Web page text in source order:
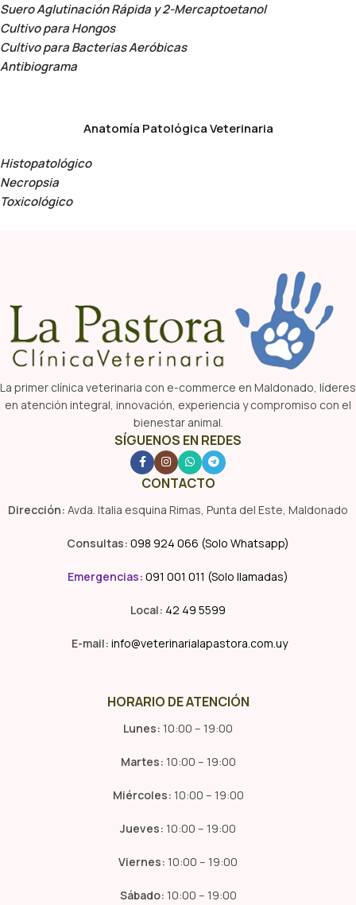
Suero Aglutinación Rápida y 2-Mercaptoetanol
Cultivo para Hongos
Cultivo para Bacterias Aeróbicas
Antibiograma
Anatomía Patológica Veterinaria
Histopatológico
Necropsia
Toxicológico
La primer clínica veterinaria con e-commerce en Maldonado, líderes
en atención integral, innovación, experiencia y compromiso con el
bienestar animal.
SÍGUENOS EN REDES
CONTACTO
Dirección: Avda. Italia esquina Rimas, Punta del Este, Maldonado
Consultas: 098 924 066 (Solo Whatsapp)
Emergencias: 091 001 011 (Solo llamadas)
Local: 42 49 5599
E-mail: info@veterinarialapastora.com.uy
HORARIO DE ATENCIÓN
Lunes: 10:00 – 19:00
Martes: 10:00 – 19:00
Miércoles: 10:00 – 19:00
Jueves: 10:00 – 19:00
Viernes: 10:00 – 19:00
Sábado: 10:00 – 19:00